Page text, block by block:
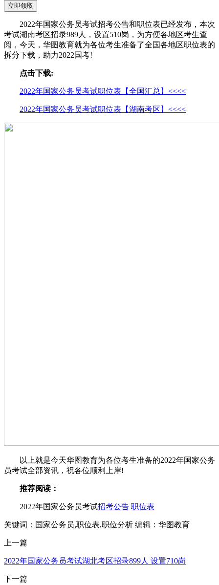
2022年国家公务员考试招考公告和职位表已经发布，本次
考试湖南考区招录989人，设置510岗，为方便各地区考生查
阅，今天，华图教育就为各位考生准备了全国各地区职位表的
拆分下载，助力2022国考!
点击下载:
2022年国家公务员考试职位表【全国汇总】<<<<
2022年国家公务员考试职位表【湖南考区】<<<<
以上就是今天华图教育为各位考生准备的2022年国家公务
员考试全部资讯，祝各位顺利上岸!
推荐阅读：
2022年国家公务员考试招考公告 职位表
关键词：国家公务员,职位表,职位分析 编辑：华图教育
上一篇
2022年国家公务员考试湖北考区招录899人 设置710岗
下一篇